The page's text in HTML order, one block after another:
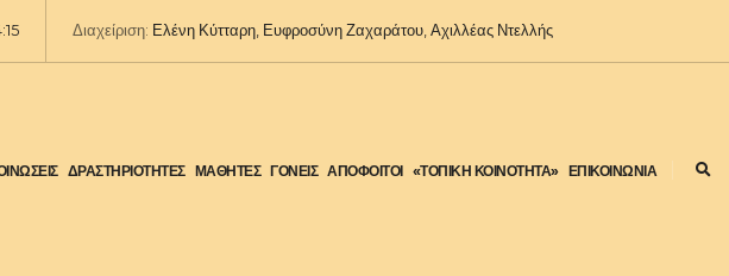
Διαχείριση: Ελένη Κύτταρη, Ευφροσύνη Ζαχαράτου, Αχιλλέας Ντελλής
ΔΡΑΣΤΗΡΙΟΤΗΤΕΣ ΜΑΘΗΤΕΣ ΓΟΝΕΙΣ ΑΠΟΦΟΙΤΟΙ «ΤΟΠΙΚΗ ΚΟΙΝΟΤΗΤΑ» ΕΠΙΚΟΙΝΩΝΙΑ